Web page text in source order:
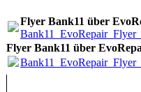
Flyer Bank11 über
Flyer Bank11 über